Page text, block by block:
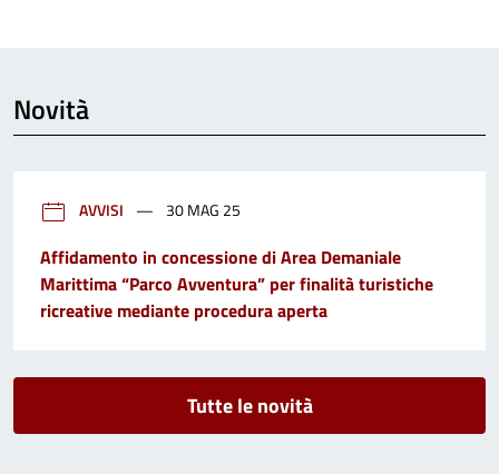
Novità
AVVISI 30 MAG 25
Affidamento in concessione di Area Demaniale
Marittima “Parco Avventura” per finalità turistiche
ricreative mediante procedura aperta
Tutte le novità